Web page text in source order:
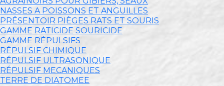
NASSES A POISSONS ET ANGUILLES
PRÉSENTOIR PIÈGES RATS ET SOURIS
GAMME RATICIDE SOURICIDE
GAMME RÉPULSIFS
RÉPULSIF CHIMIQUE
RÉPULSIF ULTRASONIQUE
RÉPULSIF MECANIQUES
TERRE DE DIATOMEE